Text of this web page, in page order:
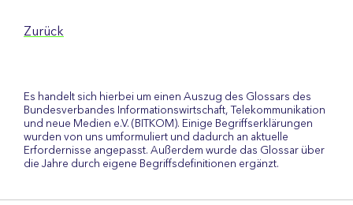
Zurück
Es handelt sich hierbei um einen Auszug des Glossars des
Bundesverbandes Informationswirtschaft, Telekommunikation
und neue Medien e.V. (BITKOM). Einige Begriffserklärungen
wurden von uns umformuliert und dadurch an aktuelle
Erfordernisse angepasst. Außerdem wurde das Glossar über
die Jahre durch eigene Begriffsdefinitionen ergänzt.